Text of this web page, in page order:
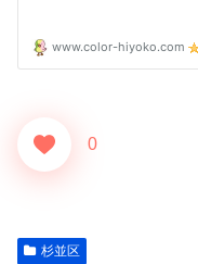
0
杉並区